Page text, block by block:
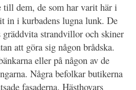
till dem, de som har varit här i
in i kurbadens lugna lunk. De
strandvillor och skiner
att göra sig någon brådska.
eller på någon av de
Några befolkar butikerna
fasaderna. Hästhovars